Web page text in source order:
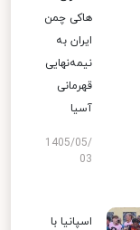
هاکی چمن
ایران به
نیمه‌نهایی
قهرمانی
آسیا
1405/05/
03
اسپانیا با